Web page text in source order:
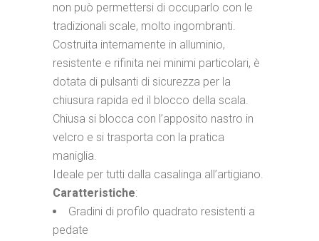
non può permettersi di occuparlo con le
tradizionali scale, molto ingombranti.
Costruita internamente in alluminio,
resistente e rifinita nei minimi particolari, è
dotata di pulsanti di sicurezza per la
chiusura rapida ed il blocco della scala.
Chiusa si blocca con l’apposito nastro in
velcro e si trasporta con la pratica
maniglia.
Ideale per tutti dalla casalinga all’artigiano.
Caratteristiche:
Gradini di profilo quadrato resistenti a
pedate